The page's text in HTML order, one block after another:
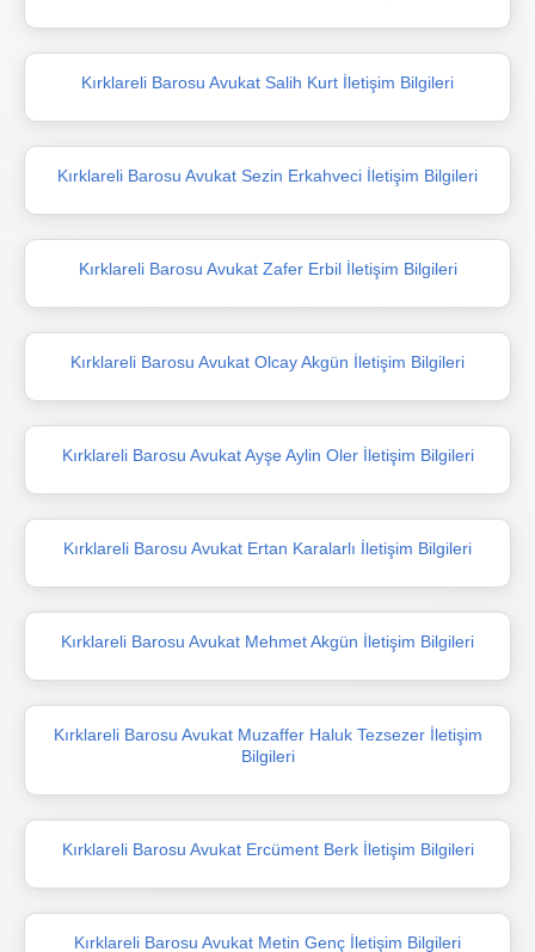
Kırklareli Barosu Avukat Salih Kurt İletişim Bilgileri
Kırklareli Barosu Avukat Sezin Erkahveci İletişim Bilgileri
Kırklareli Barosu Avukat Zafer Erbil İletişim Bilgileri
Kırklareli Barosu Avukat Olcay Akgün İletişim Bilgileri
Kırklareli Barosu Avukat Ayşe Aylin Oler İletişim Bilgileri
Kırklareli Barosu Avukat Ertan Karalarlı İletişim Bilgileri
Kırklareli Barosu Avukat Mehmet Akgün İletişim Bilgileri
Kırklareli Barosu Avukat Muzaffer Haluk Tezsezer İletişim
Bilgileri
Kırklareli Barosu Avukat Ercüment Berk İletişim Bilgileri
Kırklareli Barosu Avukat Metin Genç İletişim Bilgileri